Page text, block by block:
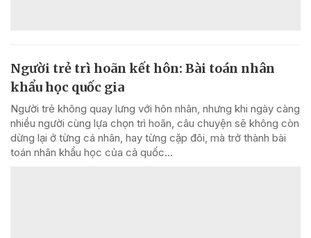
Người trẻ trì hoãn kết hôn: Bài toán nhân
khẩu học quốc gia
Người trẻ không quay lưng với hôn nhân, nhưng khi ngày càng
nhiều người cùng lựa chọn trì hoãn, câu chuyện sẽ không còn
dừng lại ở từng cá nhân, hay từng cặp đôi, mà trở thành bài
toán nhân khẩu học của cả quốc...